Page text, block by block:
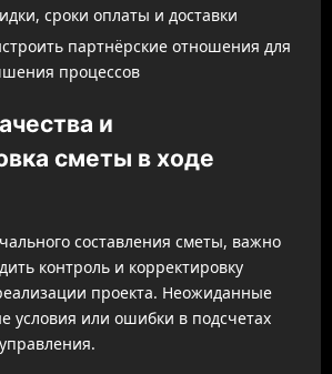
сроки оплаты и доставки
партнёрские отношения для
процессов
и
сметы в ходе
составления сметы, важно
контроль и корректировку
проекта. Неожиданные
условия или ошибки в подсчетах